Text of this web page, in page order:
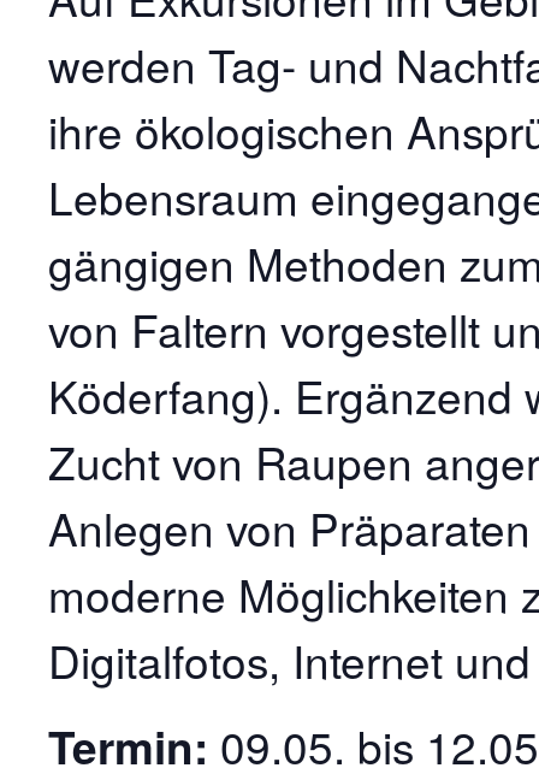
werden Tag- und
ihre ökologischen
Lebensraum
gängigen Methoden
von Faltern vorgestellt
Köderfang). Ergänzend
Zucht von Raupen
Anlegen von
moderne Möglichkeiten
Digitalfotos, Internet
Termin: 09.05. bis